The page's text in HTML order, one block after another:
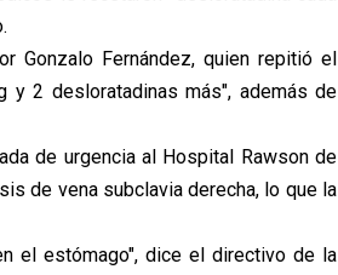
Gonzalo Fernández, quien repitió el
y 2 desloratadinas más", además de
de urgencia al Hospital Rawson de
de vena subclavia derecha, lo que la
el estómago", dice el directivo de la